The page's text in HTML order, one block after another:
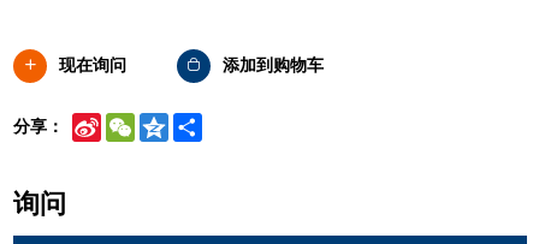
现在询问 添加到购物车
分享：
Sina
Weibo
WeChatQzone
询问